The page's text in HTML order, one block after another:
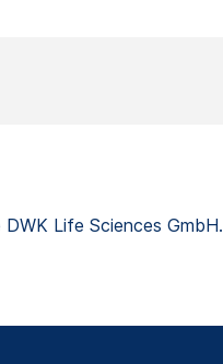
Life Sciences GmbH.